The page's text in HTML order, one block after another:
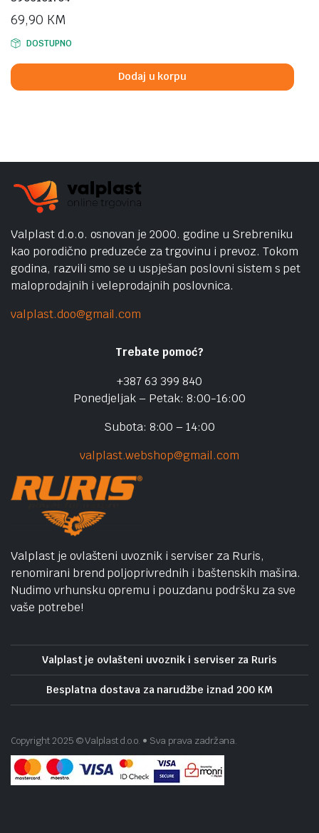
69,90 KM
DOSTUPNO
Dodaj u korpu
Valplast d.o.o. osnovan je 2000. godine u Srebreniku
kao porodično preduzeće za trgovinu i prevoz. Tokom
godina, razvili smo se u uspješan poslovni sistem s pet
maloprodajnih i veleprodajnih poslovnica.
valplast.doo@gmail.com
Trebate pomoć?
+387 63 399 840
Ponedjeljak – Petak: 8:00-16:00
Subota: 8:00 – 14:00
valplast.webshop@gmail.com
Valplast je ovlašteni uvoznik i serviser za Ruris,
renomirani brend poljoprivrednih i baštenskih mašina.
Nudimo vrhunsku opremu i pouzdanu podršku za sve
vaše potrebe!
Valplast je ovlašteni uvoznik i serviser za Ruris
Besplatna dostava za narudžbe iznad 200 KM
Copyright 2025 © Valplast d.o.o. • Sva prava zadržana.